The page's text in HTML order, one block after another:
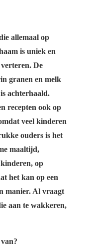
allemaal op
is uniek en
De
granen en melk
achterhaald.
recepten ook op
veel kinderen
ouders is het
maaltijd,
op
het kan op een
manier. Al vraagt
aan te wakkeren,